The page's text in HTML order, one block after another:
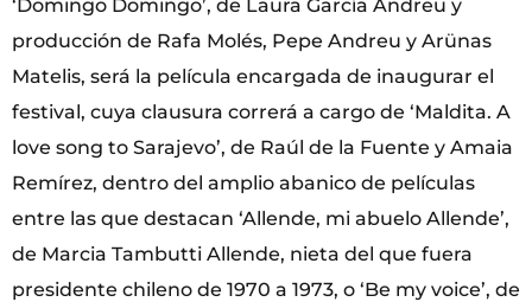
‘Domingo Domingo’, de Laura García Andreu y
producción de Rafa Molés, Pepe Andreu y Arünas
Matelis, será la película encargada de inaugurar el
festival, cuya clausura correrá a cargo de ‘Maldita. A
love song to Sarajevo’, de Raúl de la Fuente y Amaia
Remírez, dentro del amplio abanico de películas
entre las que destacan ‘Allende, mi abuelo Allende’,
de Marcia Tambutti Allende, nieta del que fuera
presidente chileno de 1970 a 1973, o ‘Be my voice’, de